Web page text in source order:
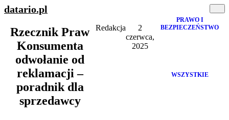
datario.pl
Rzecznik Praw
Konsumenta
odwołanie od
reklamacji –
poradnik dla
sprzedawcy
Redakcja
2
czerwca,
2025
PRAWO I
BEZPIECZEŃSTWO
WSZYSTKIE